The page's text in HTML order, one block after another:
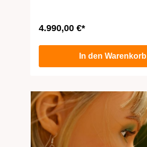
4.990,00 €*
In den Warenkorb